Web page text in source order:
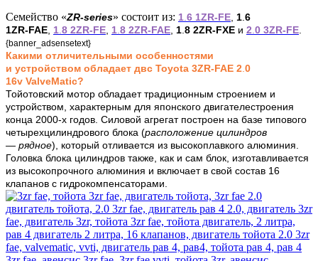
Семейство «ZR-series» состоит из: 1 6 1ZR‑FE 1 6
1ZR‑FAE 1 8 2ZR‑FE 1 8 2ZR‑FAE 1 8 2ZR‑FXE и 2 0 3ZR‑FE
{banner_adsensetext}
Какими отличительными особенностями
и устройством обладает двс Toyota 3ZR-FAE 2 0
16v ValveMatic?
Тойотовский мотор обладает традиционным строением и
устройством, характерным для японского двигателестроения
конца 2000-х годов. Силовой агрегат построен на базе типового
четырехцилиндрового блока (расположение цилиндров
— рядное), который отливается из высокоплавкого алюминия.
Головка блока цилиндров также, как и сам блок, изготавливается
из высокопрочного алюминия и включает в свой состав 16
клапанов с гидрокомпенсаторами.